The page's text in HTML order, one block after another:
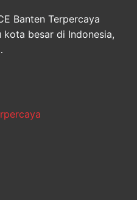
Banten Terpercaya
kota besar di Indonesia,